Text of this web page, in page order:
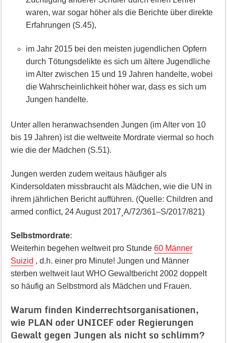
waren, war sogar höher als die Berichte über direkte
Erfahrungen (S.45),
im Jahr 2015 bei den meisten jugendlichen Opfern
durch Tötungsdelikte es sich um ältere Jugendliche
im Alter zwischen 15 und 19 Jahren handelte, wobei
die Wahrscheinlichkeit höher war, dass es sich um
Jungen handelte.
Unter allen heranwachsenden Jungen (im Alter von 10
bis 19 Jahren) ist die weltweite Mordrate viermal so hoch
wie die der Mädchen (S.51).
Jungen werden zudem weitaus häufiger als
Kindersoldaten missbraucht als Mädchen, wie die UN in
ihrem jährlichen Bericht aufführen. (Quelle: Children and
armed conflict, 24 August 2017¸A/72/361–S/2017/821)
Selbstmordrate:
Weiterhin begehen weltweit pro Stunde 60 Männer
Suizid , d.h. einer pro Minute! Jungen und Männer
sterben weltweit laut WHO Gewaltbericht 2002 doppelt
so häufig an Selbstmord als Mädchen und Frauen.
Warum finden Kinderrechtsorganisationen,
wie PLAN oder UNICEF oder Regierungen
Gewalt gegen Jungen als nicht so schlimm?